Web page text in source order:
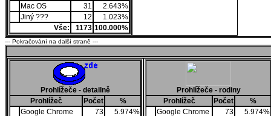
Mac OS
31
2.643%
Jiný ???
12
1.023%
Vše:
1173 100.000%
--- Pokračování na další straně ---
Prohlížeče - detailně
Prohlížeč
Počet
%
Google Chrome
73
5.974%
Prohlížeče - rodiny
Prohlížeč
Počet
%
Google Chrome
73
5.974%